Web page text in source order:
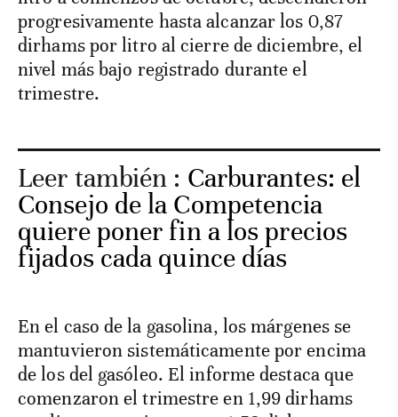
progresivamente hasta alcanzar los 0,87
dirhams por litro al cierre de diciembre, el
nivel más bajo registrado durante el
trimestre.
Leer también : Carburantes: el
Consejo de la Competencia
quiere poner fin a los precios
fijados cada quince días
En el caso de la gasolina, los márgenes se
mantuvieron sistemáticamente por encima
de los del gasóleo. El informe destaca que
comenzaron el trimestre en 1,99 dirhams